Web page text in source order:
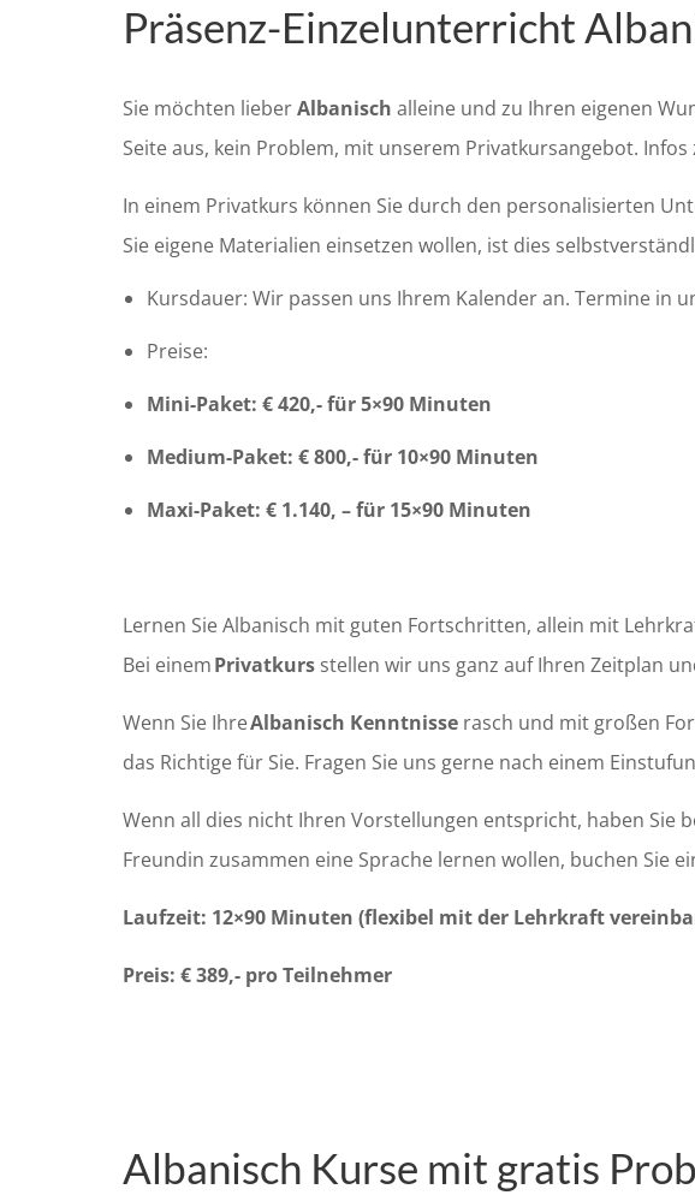
Präsenz-Einzelunterricht
Sie möchten lieberAlbanisch alleine und zu Ihren eigenen
Seite aus, kein Problem, mit unserem Privatkursangebot.
In einem Privatkurs können Sie durch den personalisierten
Sie eigene Materialien einsetzen wollen, ist dies
Kursdauer: Wir passen uns Ihrem Kalender an. Termine in
Preise:
Mini-Paket: € 420,- für 5×90 Minuten
Medium-Paket: € 800,- für 10×90 Minuten
Maxi-Paket: € 1.140, – für 15×90 Minuten
Lernen Sie Albanisch mit guten Fortschritten, allein mit
Bei einemPrivatkurs stellen wir uns ganz auf Ihren Zeitplan
Wenn Sie IhreAlbanisch Kenntnisse rasch und mit großen
das Richtige für Sie. Fragen Sie uns gerne nach einem
Wenn all dies nicht Ihren Vorstellungen entspricht, haben Sie
Freundin zusammen eine Sprache lernen wollen, buchen Sie
Laufzeit: 12×90 Minuten (flexibel mit der Lehrkraft
Preis: € 389,- pro Teilnehmer
Albanisch Kurse mit gratis